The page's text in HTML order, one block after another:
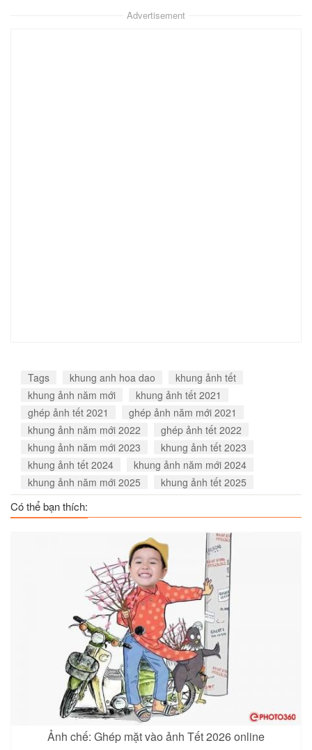
Advertisement
Tags khung anh hoa dao
khung ảnh tết
khung ảnh năm mới
khung ảnh tết 2021
ghép ảnh tết 2021
ghép ảnh năm mới 2021
khung ảnh năm mới 2022
ghép ảnh tết 2022
khung ảnh năm mới 2023
khung ảnh tết 2023
khung ảnh tết 2024
khung ảnh năm mới 2024
khung ảnh năm mới 2025
khung ảnh tết 2025
Có thể bạn thích:
Ảnh chế: Ghép mặt vào ảnh Tết 2026 online